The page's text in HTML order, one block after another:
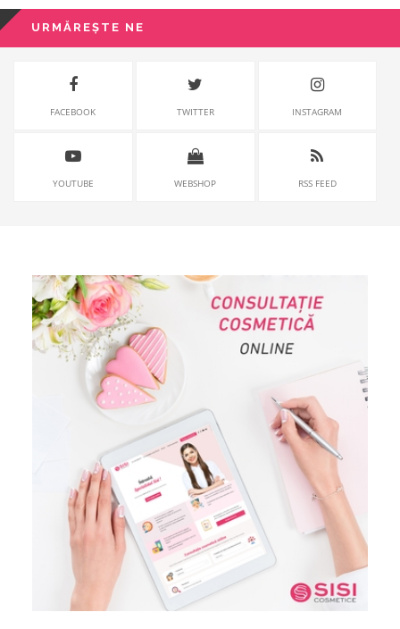
URMĂREȘTE NE
FACEBOOK TWITTER INSTAGRAM
YOUTUBE WEBSHOP RSS FEED